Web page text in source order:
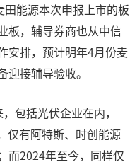
能源本次申报上市的板
板，辅导券商也从中信
安排，预计明年4月份麦
接辅导验收。
包括光伏企业在内，
仅有阿特斯、时创能源
而2024年至今，同样仅